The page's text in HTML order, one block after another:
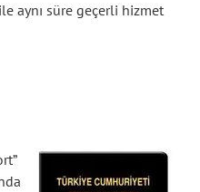
aynı süre geçerli hizmet